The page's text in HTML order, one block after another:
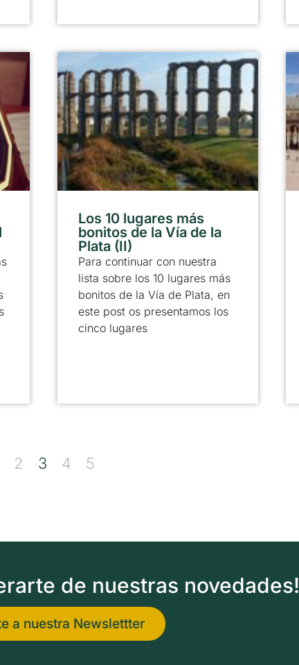
Los 10 lugares más
bonitos de la Vía de la
Plata (II)
Para continuar con nuestra
lista sobre los 10 lugares más
bonitos de la Vía de Plata, en
este post os presentamos los
cinco lugares
2 3 4 5
de nuestras novedades!
a nuestra Newslettter